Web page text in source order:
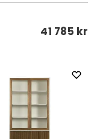
41 785 kr